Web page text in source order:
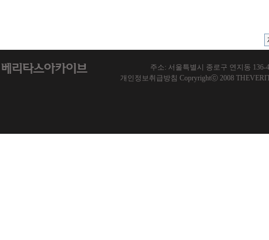
주소: 서울특별시 종로구 연지동 136-
개인정보취급방침 Copryrightⓒ 2008